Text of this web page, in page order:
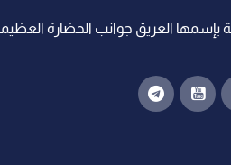
بإسمها العريق جوانب الحضارة